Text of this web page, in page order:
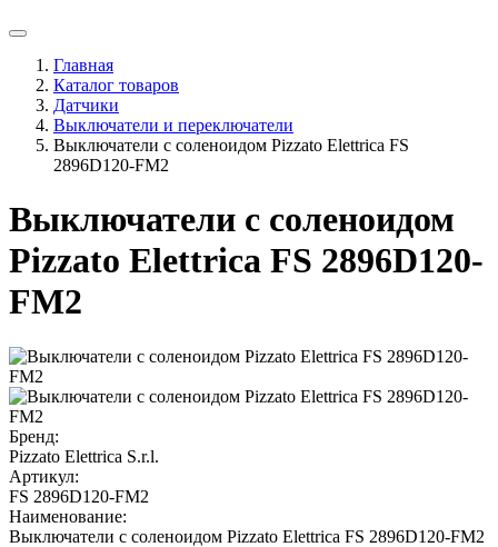
Главная
Каталог товаров
Датчики
Выключатели и переключатели
Выключатели с соленоидом Pizzato Elettrica FS
2896D120-FM2
Выключатели с соленоидом
Pizzato Elettrica FS 2896D120-
FM2
Бренд:
Pizzato Elettrica S.r.l.
Артикул:
FS 2896D120-FM2
Наименование:
Выключатели с соленоидом Pizzato Elettrica FS 2896D120-FM2